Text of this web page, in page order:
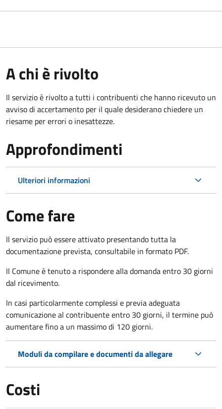
A chi è rivolto
Il servizio è rivolto a tutti i contribuenti che hanno ricevuto un
avviso di accertamento per il quale desiderano chiedere un
riesame per errori o inesattezze.
Approfondimenti
Ulteriori informazioni
Come fare
Il servizio può essere attivato presentando tutta la
documentazione prevista, consultabile in formato PDF.
Il Comune è tenuto a rispondere alla domanda entro 30 giorni
dal ricevimento.
In casi particolarmente complessi e previa adeguata
comunicazione al contribuente entro 30 giorni, il termine può
aumentare fino a un massimo di 120 giorni.
Moduli da compilare e documenti da allegare
Costi